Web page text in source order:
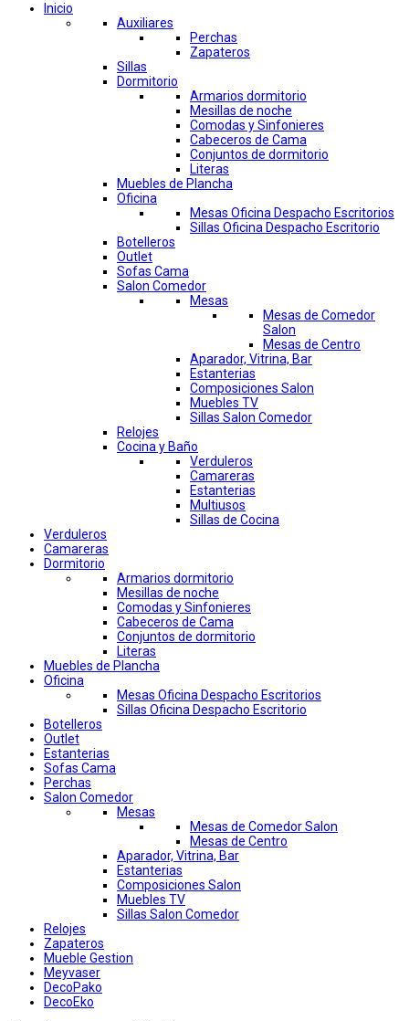
Inicio
Auxiliares
Perchas
Zapateros
Sillas
Dormitorio
Armarios dormitorio
Mesillas de noche
Comodas y Sinfonieres
Cabeceros de Cama
Conjuntos de dormitorio
Literas
Muebles de Plancha
Oficina
Mesas Oficina Despacho Escritorios
Sillas Oficina Despacho Escritorio
Botelleros
Outlet
Sofas Cama
Salon Comedor
Mesas
Mesas de Comedor
Salon
Mesas de Centro
Aparador, Vitrina, Bar
Estanterias
Composiciones Salon
Muebles TV
Sillas Salon Comedor
Relojes
Cocina y Baño
Verduleros
Camareras
Estanterias
Multiusos
Sillas de Cocina
Verduleros
Camareras
Dormitorio
Armarios dormitorio
Mesillas de noche
Comodas y Sinfonieres
Cabeceros de Cama
Conjuntos de dormitorio
Literas
Muebles de Plancha
Oficina
Mesas Oficina Despacho Escritorios
Sillas Oficina Despacho Escritorio
Botelleros
Outlet
Estanterias
Sofas Cama
Perchas
Salon Comedor
Mesas
Mesas de Comedor Salon
Mesas de Centro
Aparador, Vitrina, Bar
Estanterias
Composiciones Salon
Muebles TV
Sillas Salon Comedor
Relojes
Zapateros
Mueble Gestion
Meyvaser
DecoPako
DecoEko